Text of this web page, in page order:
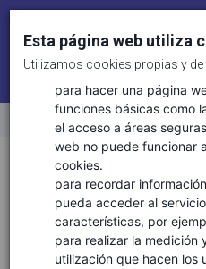
Sectores Ciencias de la
Esta página web utiliza
Utilizamos cookies propias y de
para hacer una página
funciones básicas como
el acceso a áreas
web no puede funcionar
cookies.
para recordar
pueda acceder al
características, por
para realizar la medición
utilización que hacen los
TECNOLOGÍAS ASOCIADAS
Ciencias de la vida salud